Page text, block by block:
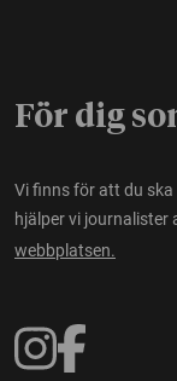
För dig
Vi finns för att du
hjälper vi journalister
webbplatsen.